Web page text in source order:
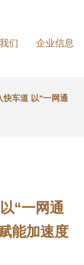
们 企业信息
快车道 以“一网通
“一网通
能加速度